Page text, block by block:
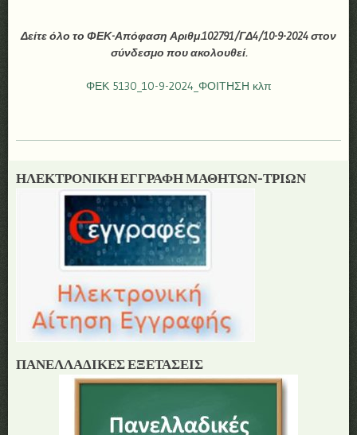
Δείτε όλο το ΦΕΚ-Απόφαση Αριθμ.102791/ΓΔ4/10-9-2024 στον
σύνδεσμο που ακολουθεί.
ΦΕΚ 5130_10-9-2024_ΦΟΙΤΗΣΗ κλπ
ΗΛΕΚΤΡΟΝΙΚΗ ΕΓΓΡΑΦΗ ΜΑΘΗΤΩΝ-ΤΡΙΩΝ
ΠΑΝΕΛΛΑΔΙΚΕΣ ΕΞΕΤΑΣΕΙΣ